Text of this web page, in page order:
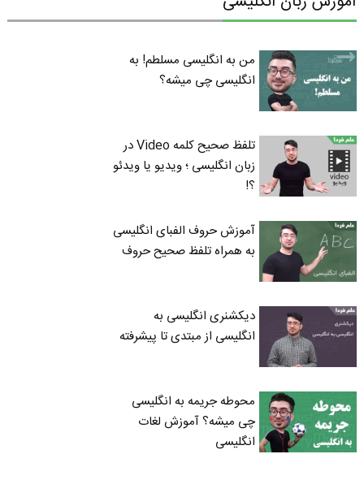
من به انگلیسی مسلطم! به
انگلیسی چی میشه؟
تلفظ صحیح کلمه Video در
زبان انگلیسی ؛ ویدیو یا ویدئو
؟!
آموزش حروف الفبای انگلیسی
به همراه تلفظ صحیح حروف
دیکشنری انگلیسی به
انگلیسی از مبتدی تا پیشرفته
محوطه جریمه به انگلیسی
چی میشه؟ آموزش لغات
انگلیسی